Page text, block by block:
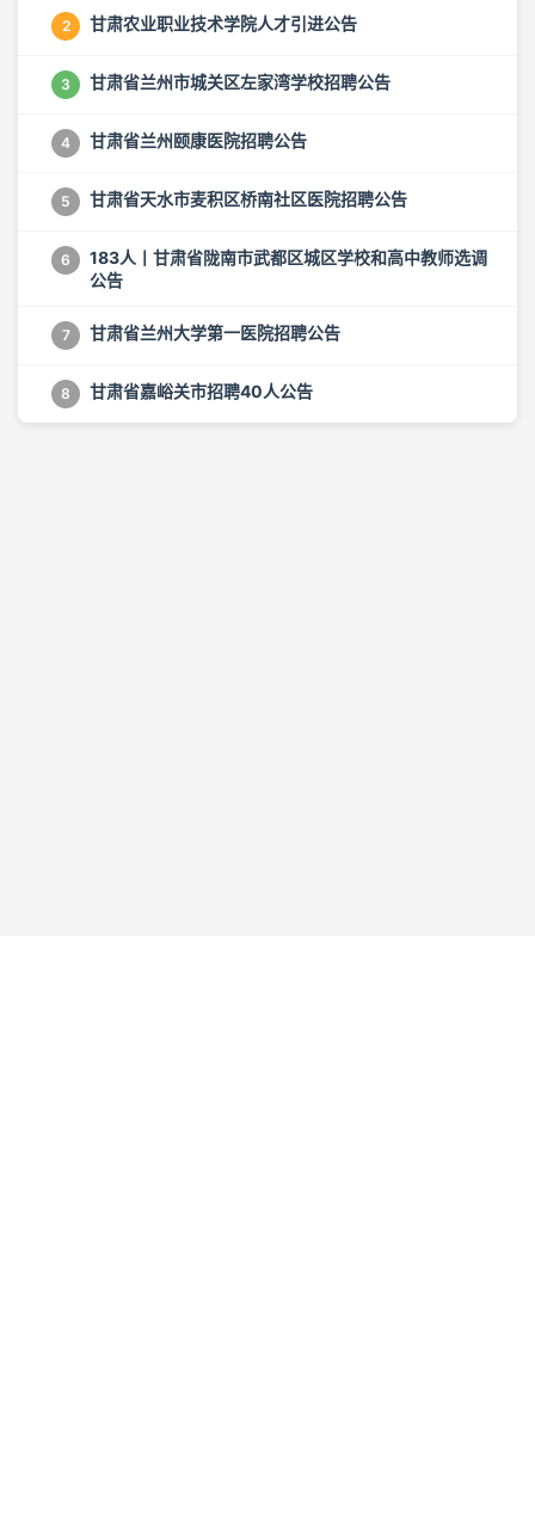
2 甘肃农业职业技术学院人才引进公告
3 甘肃省兰州市城关区左家湾学校招聘公告
4 甘肃省兰州颐康医院招聘公告
5 甘肃省天水市麦积区桥南社区医院招聘公告
6
183人丨甘肃省陇南市武都区城区学校和高中教师选调
公告
7 甘肃省兰州大学第一医院招聘公告
8 甘肃省嘉峪关市招聘40人公告